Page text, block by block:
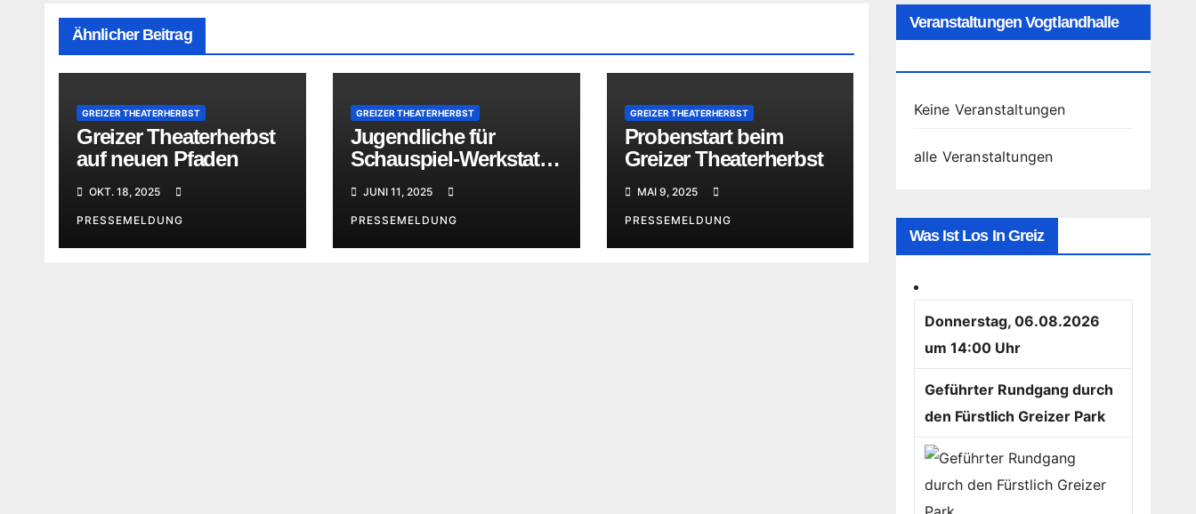
Ähnlicher Beitrag
GREIZER THEATERHERBST
Greizer Theaterherbst
auf neuen Pfaden
OKT. 18, 2025
PRESSEMELDUNG
GREIZER THEATERHERBST
Jugendliche für
Schauspiel-Werkstatt
JUNI 11, 2025
PRESSEMELDUNG
GREIZER THEATERHERBST
Probenstart beim
Greizer Theaterherbst
MAI 9, 2025
PRESSEMELDUNG
Veranstaltungen Vogtlandhalle
Keine Veranstaltungen
alle Veranstaltungen
Was Ist Los In Greiz
Donnerstag, 06.08.2026
um 14:00 Uhr
Geführter Rundgang durch
den Fürstlich Greizer Park